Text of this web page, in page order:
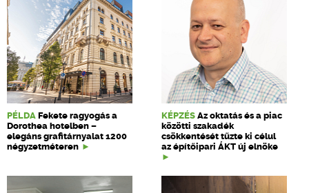
PÉLDA Fekete ragyogás a
Dorothea hotelben –
elegáns grafitárnyalat 1200
négyzetméteren
KÉPZÉS Az oktatás és a piac
közötti szakadék
csökkentését tűzte ki célul
az építőipari ÁKT új elnöke